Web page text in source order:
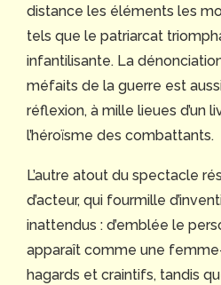
distance les éléments les
tels que le patriarcat
infantilisante. La
méfaits de la guerre est
réflexion, à mille lieues d’un
l’héroïsme des combattants.
L’autre atout du spectacle
d’acteur, qui fourmille
inattendus : d’emblée le
apparaît comme une
hagards et craintifs, tandis